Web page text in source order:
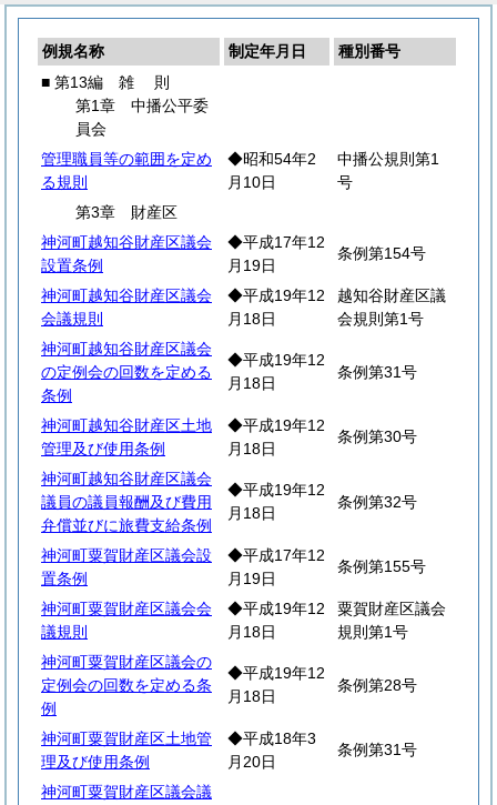
例規名称 制定年月日
種別番号
■ 第13編 雑 則
第1章 中播公平委
員会
管理職員等の範囲を定め
る規則
◆昭和54年2
月10日
中播公規則第1
号
第3章 財産区
神河町越知谷財産区議会
設置条例
◆平成17年12
月19日
条例第154号
神河町越知谷財産区議会
会議規則
◆平成19年12
月18日
越知谷財産区議
会規則第1号
神河町越知谷財産区議会
の定例会の回数を定める
条例
◆平成19年12
月18日
条例第31号
神河町越知谷財産区土地
管理及び使用条例
◆平成19年12
月18日
条例第30号
神河町越知谷財産区議会
議員の議員報酬及び費用
弁償並びに旅費支給条例
◆平成19年12
月18日
条例第32号
神河町粟賀財産区議会設
置条例
◆平成17年12
月19日
条例第155号
神河町粟賀財産区議会会
議規則
◆平成19年12
月18日
粟賀財産区議会
規則第1号
神河町粟賀財産区議会の
定例会の回数を定める条
例
◆平成19年12
月18日
条例第28号
神河町粟賀財産区土地管
理及び使用条例
◆平成18年3
月20日
条例第31号
神河町粟賀財産区議会議